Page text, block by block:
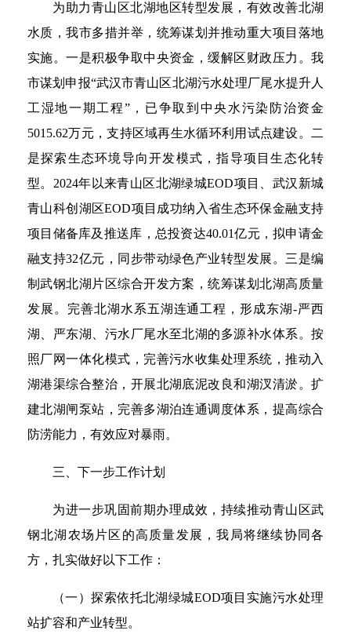
为助力青山区北湖地区转型发展，有效改善北湖
水质，我市多措并举，统筹谋划并推动重大项目落地
实施。一是积极争取中央资金，缓解区财政压力。我
市谋划申报“武汉市青山区北湖污水处理厂尾水提升人
工湿地一期工程”，已争取到中央水污染防治资金
5015.62万元，支持区域再生水循环利用试点建设。二
是探索生态环境导向开发模式，指导项目生态化转
型。2024年以来青山区北湖绿城EOD项目、武汉新城
青山科创湖区EOD项目成功纳入省生态环保金融支持
项目储备库及推送库，总投资达40.01亿元，拟申请金
融支持32亿元，同步带动绿色产业转型发展。三是编
制武钢北湖片区综合开发方案，统筹谋划北湖高质量
发展。完善北湖水系五湖连通工程，形成东湖-严西
湖、严东湖、污水厂尾水至北湖的多源补水体系。按
照厂网一体化模式，完善污水收集处理系统，推动入
湖港渠综合整治，开展北湖底泥改良和湖汊清淤。扩
建北湖闸泵站，完善多湖泊连通调度体系，提高综合
防涝能力，有效应对暴雨。
三、下一步工作计划
为进一步巩固前期办理成效，持续推动青山区武
钢北湖农场片区的高质量发展，我局将继续协同各
方，扎实做好以下工作：
（一）探索依托北湖绿城EOD项目实施污水处理
站扩容和产业转型。